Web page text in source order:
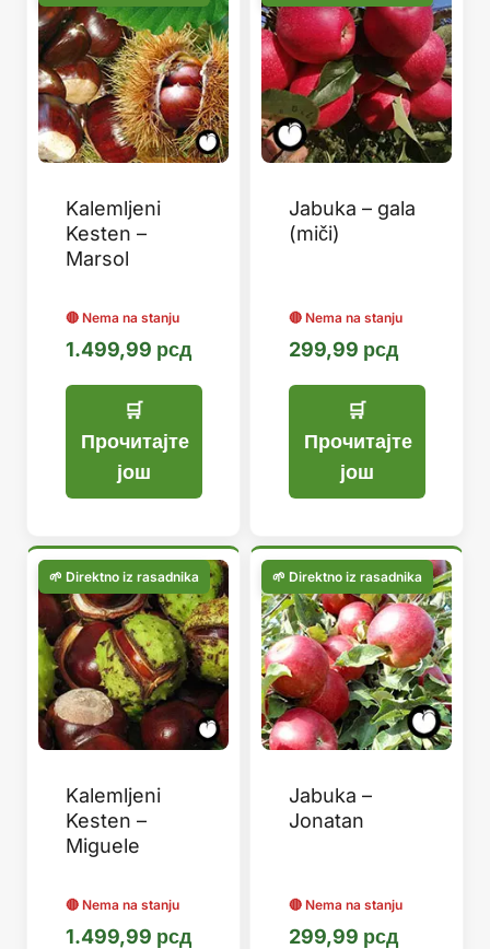
Kalemljeni
Kesten –
Marsol
1.499,99 рсд
Прочитајте
још
Jabuka – gala
(miči)
299,99 рсд
Прочитајте
још
Kalemljeni
Kesten –
Miguele
1.499,99 рсд
Jabuka –
Jonatan
299,99 рсд